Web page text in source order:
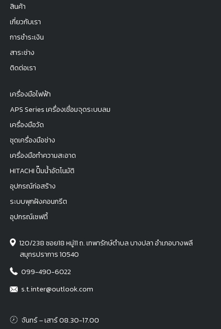
สินค้า
เกี่ยวกับเรา
การชำระเงิน
สาระช่าง
ติดต่อเรา
เครื่องมือไฟฟ้า
APS Series เครื่องเชื่อมจุดระบบลม
เครื่องมือวัด
ชุดเครื่องมือช่าง
เครื่องมือทำความสะอาด
HITACHI ปั๊มน้ำอัตโนมัติ
อุปกรณ์ก่อสร้าง
ระบบพุกฝังคอนกรีต
อุปกรณ์เซฟตี้
120/238 ซอย18 หมู่11 ถ. เทพารักษ์ตำบล บางปลา อำเภอบางพลี
สมุทรปราการ 10540
099-490-6022
s.t.inter@outlook.com
จันทร์ – เสาร์ 08.30-17.00